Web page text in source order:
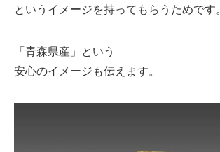
というイメージを持ってもらうためです。
「青森県産」という
安心のイメージも伝えます。